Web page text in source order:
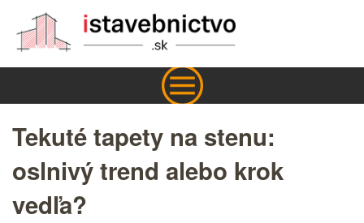
Tekuté tapety na stenu:
oslnivý trend alebo krok
vedľa?